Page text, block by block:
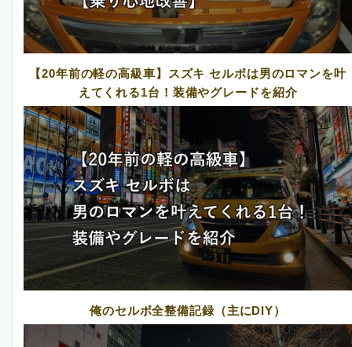
【20年前の軽の高級車】スズキ セルボは男のロマンを叶
えてくれる1台！装備やグレードを紹介
俺のセルボ全整備記録（主にDIY）